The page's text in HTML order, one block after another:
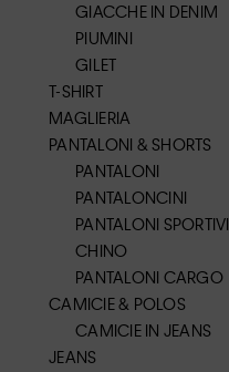
GIACCHE IN DENIM
PIUMINI
GILET
T-SHIRT
MAGLIERIA
PANTALONI & SHORTS
PANTALONI
PANTALONCINI
PANTALONI SPORTIVI
CHINO
PANTALONI CARGO
CAMICIE & POLOS
CAMICIE IN JEANS
JEANS